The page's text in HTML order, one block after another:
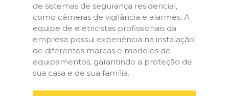
de sistemas de segurança residencial,
como câmeras de vigilância e alarmes. A
equipe de eletricistas profissionais da
empresa possui experiência na instalação
de diferentes marcas e modelos de
equipamentos, garantindo a proteção de
sua casa e de sua família.